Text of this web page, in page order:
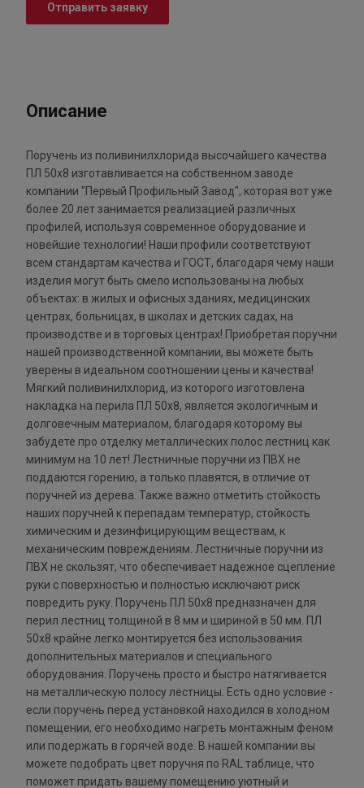
Отправить заявку
Описание
Поручень из поливинилхлорида высочайшего качества
ПЛ 50х8 изготавливается на собственном заводе
компании "Первый Профильный Завод", которая вот уже
более 20 лет занимается реализацией различных
профилей, используя современное оборудование и
новейшие технологии! Наши профили соответствуют
всем стандартам качества и ГОСТ, благодаря чему наши
изделия могут быть смело использованы на любых
объектах: в жилых и офисных зданиях, медицинских
центрах, больницах, в школах и детских садах, на
производстве и в торговых центрах! Приобретая поручни
нашей производственной компании, вы можете быть
уверены в идеальном соотношении цены и качества!
Мягкий поливинилхлорид, из которого изготовлена
накладка на перила ПЛ 50х8, является экологичным и
долговечным материалом, благодаря которому вы
забудете про отделку металлических полос лестниц как
минимум на 10 лет! Лестничные поручни из ПВХ не
поддаются горению, а только плавятся, в отличие от
поручней из дерева. Также важно отметить стойкость
наших поручней к перепадам температур, стойкость
химическим и дезинфицирующим веществам, к
механическим повреждениям. Лестничные поручни из
ПВХ не скользят, что обеспечивает надежное сцепление
руки с поверхностью и полностью исключают риск
повредить руку. Поручень ПЛ 50х8 предназначен для
перил лестниц толщиной в 8 мм и шириной в 50 мм. ПЛ
50х8 крайне легко монтируется без использования
дополнительных материалов и специального
оборудования. Поручень просто и быстро натягивается
на металлическую полосу лестницы. Есть одно условие -
если поручень перед установкой находился в холодном
помещении, его необходимо нагреть монтажным феном
или подержать в горячей воде. В нашей компании вы
можете подобрать цвет поручня по RAL таблице, что
поможет придать вашему помещению уютный и